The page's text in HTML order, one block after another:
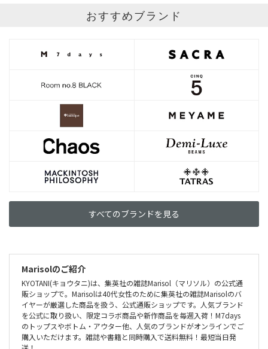
おすすめブランド
すべてのブランドを見る
Marisolのご紹介
KYOTANI(キョウタニ)は、集英社の雑誌Marisol（マリソル）の公式通
販ショップで。Marisolは40代女性のために集英社の雑誌Marisolのバ
イヤーが厳選した商品を扱う、公式通販ショップです。人気ブランド
を公式に取り扱い、限定コラボ商品や新作商品を毎週入荷！M7days
のトップスやボトム・アウター他、人気のブランドがオンラインでご
購入いただけます。雑誌や書籍と同時購入で送料無料！最短当日発